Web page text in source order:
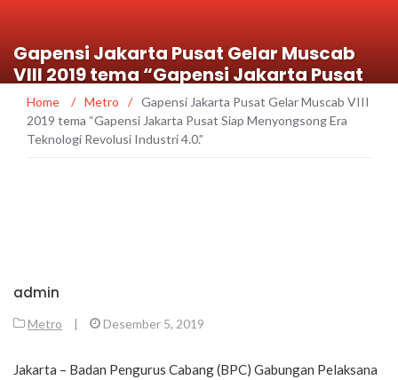
Gapensi Jakarta Pusat Gelar Muscab
VIII 2019 tema “Gapensi Jakarta Pusat
Siap Menyongsong Era Teknologi
Revolusi Industri 4.0.”
Home / Metro / Gapensi Jakarta Pusat Gelar Muscab VIII
2019 tema “Gapensi Jakarta Pusat Siap Menyongsong Era
Teknologi Revolusi Industri 4.0.”
admin
Metro | Desember 5, 2019
Jakarta – Badan Pengurus Cabang (BPC) Gabungan Pelaksana